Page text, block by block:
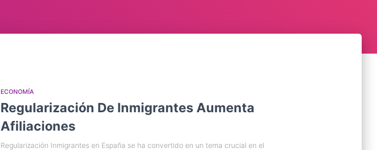
ECONOMÍA
Regularización De Inmigrantes Aumenta
Afiliaciones
Regularización Inmigrantes en España se ha convertido en un tema crucial en el